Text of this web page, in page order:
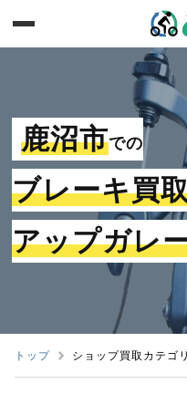
鹿沼市での
ブレーキ買
アップガレ
トップ ショップ買取カテゴ